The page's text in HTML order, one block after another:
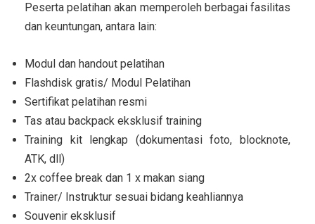
Peserta pelatihan akan memperoleh berbagai fasilitas
dan keuntungan, antara lain:
Modul dan handout pelatihan
Flashdisk gratis/ Modul Pelatihan
Sertifikat pelatihan resmi
Tas atau backpack eksklusif training
Training kit lengkap (dokumentasi foto, blocknote,
ATK, dll)
2x coffee break dan 1 x makan siang
Trainer/ Instruktur sesuai bidang keahliannya
Souvenir eksklusif